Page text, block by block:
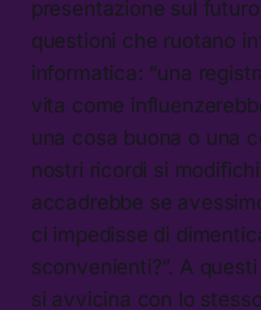
presentazione sul
questioni che ruotano
informatica: “una
vita come
una cosa buona o una
nostri ricordi si
accadrebbe se
ci impedisse di
sconvenienti?”. A
si avvicina con lo